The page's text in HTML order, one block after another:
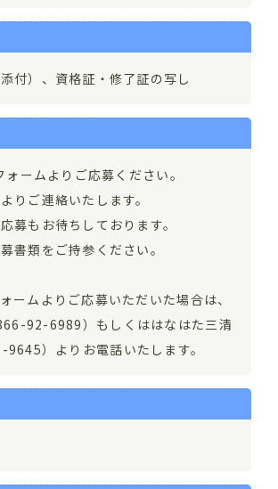
付）、資格証・修了証の写し
ォームよりご応募ください。
りご連絡いたします。
募もお待ちしております。
書類をご持参ください。
ームよりご応募いただいた場合は、
92-6989）もしくははなはた三清
）よりお電話いたします。